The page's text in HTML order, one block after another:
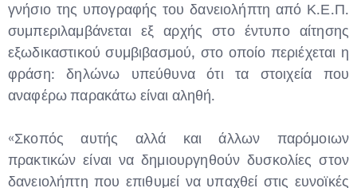
γνήσιο της υπογραφής του δανειολήπτη από Κ.Ε.Π.
συμπεριλαμβάνεται εξ αρχής στο έντυπο αίτησης
εξωδικαστικού συμβιβασμού, στο οποίο περιέχεται η
φράση: δηλώνω υπεύθυνα ότι τα στοιχεία που
αναφέρω παρακάτω είναι αληθή.
«Σκοπός αυτής αλλά και άλλων παρόμοιων
πρακτικών είναι να δημιουργηθούν δυσκολίες στον
δανειολήπτη που επιθυμεί να υπαχθεί στις ευνοϊκές